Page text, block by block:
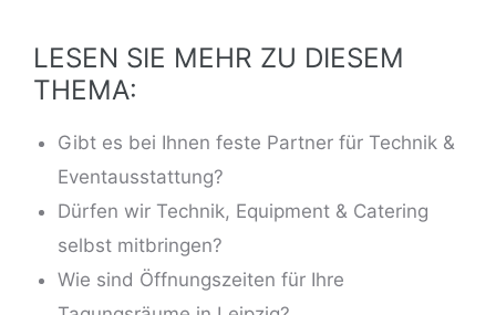
LESEN SIE MEHR ZU DIESEM
THEMA:
Gibt es bei Ihnen feste Partner für Technik &
Eventausstattung?
Dürfen wir Technik, Equipment & Catering
selbst mitbringen?
Wie sind Öffnungszeiten für Ihre